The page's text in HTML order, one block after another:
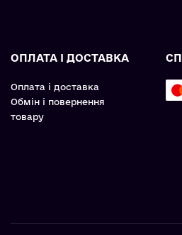
ОПЛАТА І ДОСТАВКА
Оплата і доставка
Обмін і повернення
товару